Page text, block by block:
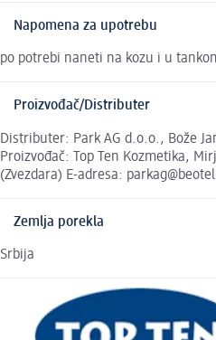
Napomena za upotrebu
po potrebi naneti na kozu i u
Proizvođač/Distributer
Distributer: Park AG d.o.o., Bože
Proizvođač: Top Ten Kozmetika,
(Zvezdara) E-adresa:
Zemlja porekla
Srbija